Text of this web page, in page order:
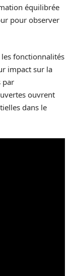
équilibrée
pour observer
fonctionnalités
impact sur la
par
ouvrent
dans le